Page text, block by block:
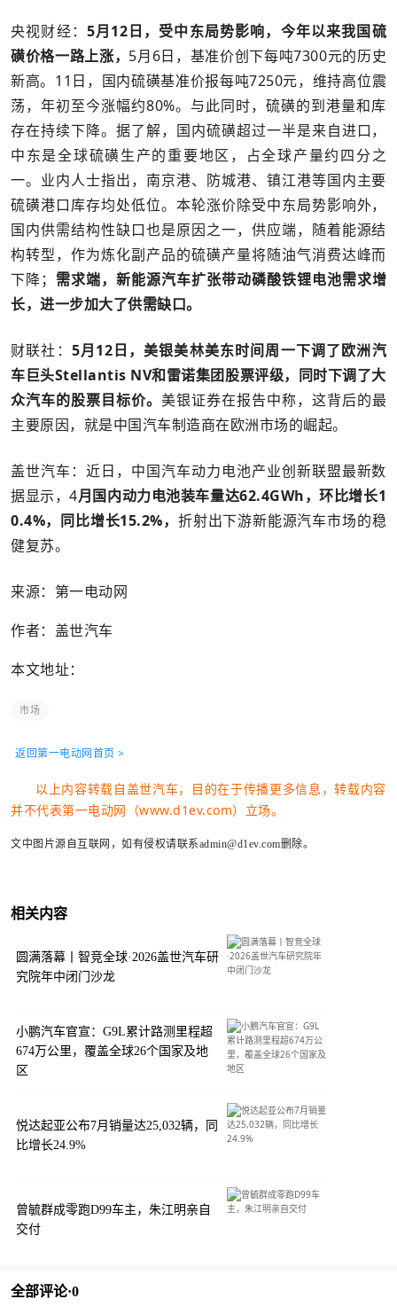
央视财经： 5月12日，受中东局势影响，今年以来我国硫
磺价格一路上涨， 5月6日，基准价创下每吨7300元的历史
新高。11日，国内硫磺基准价报每吨7250元，维持高位震
荡，年初至今涨幅约80%。与此同时，硫磺的到港量和库
存在持续下降。据了解，国内硫磺超过一半是来自进口，
中东是全球硫磺生产的重要地区，占全球产量约四分之
一。业内人士指出，南京港、防城港、镇江港等国内主要
硫磺港口库存均处低位。本轮涨价除受中东局势影响外，
国内供需结构性缺口也是原因之一，供应端，随着能源结
构转型，作为炼化副产品的硫磺产量将随油气消费达峰而
下降； 需求端，新能源汽车扩张带动磷酸铁锂电池需求增
长，进一步加大了供需缺口。
财联社： 5月12日，美银美林美东时间周一下调了欧洲汽
车巨头Stellantis NV和雷诺集团股票评级，同时下调了大
众汽车的股票目标价。 美银证券在报告中称，这背后的最
主要原因，就是中国汽车制造商在欧洲市场的崛起。
盖世汽车：近日，中国汽车动力电池产业创新联盟最新数
据显示，4月国内动力电池装车量达62.4GWh，环比增长1
0.4%，同比增长15.2%， 折射出下游新能源汽车市场的稳
健复苏。
来源：第一电动网
作者：盖世汽车
本文地址：
市场
返回第一电动网首页 >
以上内容转载自盖世汽车，目的在于传播更多信息，转载内容
并不代表第一电动网（www.d1ev.com）立场。
文中图片源自互联网，如有侵权请联系admin@d1ev.com删除。
相关内容
圆满落幕丨智竞全球·2026盖世汽车研
究院年中闭门沙龙
小鹏汽车官宣：G9L累计路测里程超
674万公里，覆盖全球26个国家及地
区
悦达起亚公布7月销量达25,032辆，同
比增长24.9%
曾毓群成零跑D99车主，朱江明亲自
交付
全部评论·0